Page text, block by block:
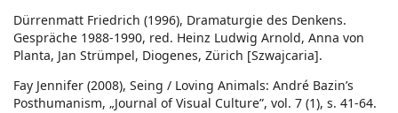
Dürrenmatt Friedrich (1996), Dramaturgie des Denkens.
Gespräche 1988-1990, red. Heinz Ludwig Arnold, Anna von
Planta, Jan Strümpel, Diogenes, Zürich [Szwajcaria].
Fay Jennifer (2008), Seing / Loving Animals: André Bazin’s
Posthumanism, „Journal of Visual Culture”, vol. 7 (1), s. 41-64.